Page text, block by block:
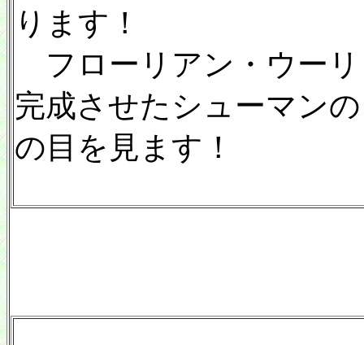
ります！
フローリアン・ウー
完成させたシューマン
の目を見ます！